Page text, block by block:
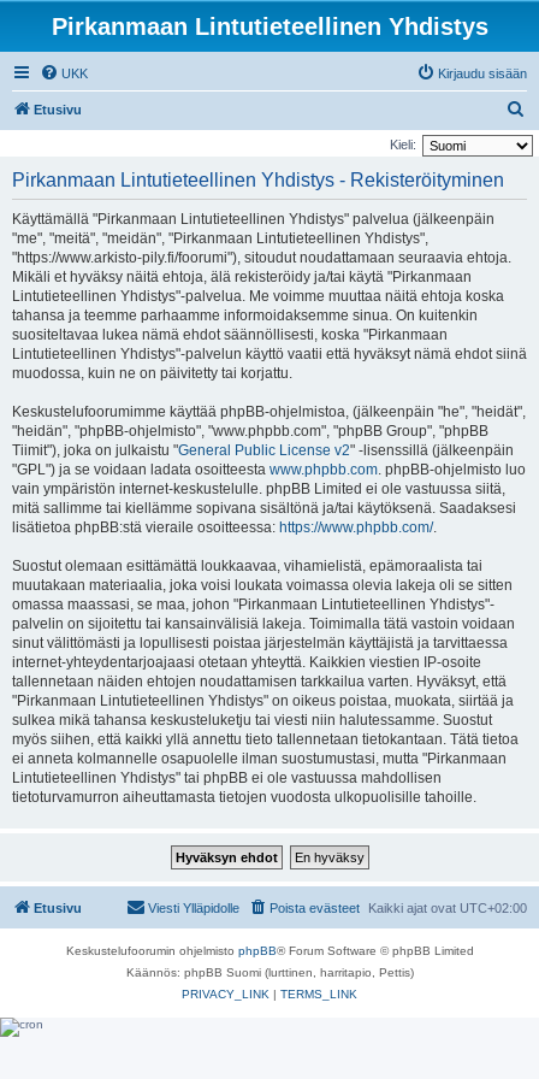
Pirkanmaan Lintutieteellinen Yhdistys
UKK Kirjaudu sisään
Etusivu
t
Kieli:
Pirkanmaan Lintutieteellinen Yhdistys - Rekisteröityminen
Käyttämällä "Pirkanmaan Lintutieteellinen Yhdistys" palvelua (jälkeenpäin
"me", "meitä", "meidän", "Pirkanmaan Lintutieteellinen Yhdistys",
"https://www.arkisto-pily.fi/foorumi"), sitoudut noudattamaan seuraavia ehtoja.
Mikäli et hyväksy näitä ehtoja, älä rekisteröidy ja/tai käytä "Pirkanmaan
Lintutieteellinen Yhdistys"-palvelua. Me voimme muuttaa näitä ehtoja koska
tahansa ja teemme parhaamme informoidaksemme sinua. On kuitenkin
suositeltavaa lukea nämä ehdot säännöllisesti, koska "Pirkanmaan
Lintutieteellinen Yhdistys"-palvelun käyttö vaatii että hyväksyt nämä ehdot siinä
muodossa, kuin ne on päivitetty tai korjattu.
Keskustelufoorumimme käyttää phpBB-ohjelmistoa, (jälkeenpäin "he", "heidät",
"heidän", "phpBB-ohjelmisto", "www.phpbb.com", "phpBB Group", "phpBB
Tiimit"), joka on julkaistu "General Public License v2" -lisenssillä (jälkeenpäin
"GPL") ja se voidaan ladata osoitteesta www.phpbb.com. phpBB-ohjelmisto luo
vain ympäristön internet-keskustelulle. phpBB Limited ei ole vastuussa siitä,
mitä sallimme tai kiellämme sopivana sisältönä ja/tai käytöksenä. Saadaksesi
lisätietoa phpBB:stä vieraile osoitteessa: https://www.phpbb.com/.
Suostut olemaan esittämättä loukkaavaa, vihamielistä, epämoraalista tai
muutakaan materiaalia, joka voisi loukata voimassa olevia lakeja oli se sitten
omassa maassasi, se maa, johon "Pirkanmaan Lintutieteellinen Yhdistys"-
palvelin on sijoitettu tai kansainvälisiä lakeja. Toimimalla tätä vastoin voidaan
sinut välittömästi ja lopullisesti poistaa järjestelmän käyttäjistä ja tarvittaessa
internet-yhteydentarjoajaasi otetaan yhteyttä. Kaikkien viestien IP-osoite
tallennetaan näiden ehtojen noudattamisen tarkkailua varten. Hyväksyt, että
"Pirkanmaan Lintutieteellinen Yhdistys" on oikeus poistaa, muokata, siirtää ja
sulkea mikä tahansa keskusteluketju tai viesti niin halutessamme. Suostut
myös siihen, että kaikki yllä annettu tieto tallennetaan tietokantaan. Tätä tietoa
ei anneta kolmannelle osapuolelle ilman suostumustasi, mutta "Pirkanmaan
Lintutieteellinen Yhdistys" tai phpBB ei ole vastuussa mahdollisen
tietoturvamurron aiheuttamasta tietojen vuodosta ulkopuolisille tahoille.
Etusivu Kaikki ajat ovat UTC+02:00
Poista evästeet
Viesti Ylläpidolle
Keskustelufoorumin ohjelmisto phpBB® Forum Software © phpBB Limited
Käännös: phpBB Suomi (lurttinen, harritapio, Pettis)
PRIVACY_LINK | TERMS_LINK